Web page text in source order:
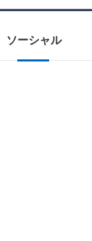
ソーシャル